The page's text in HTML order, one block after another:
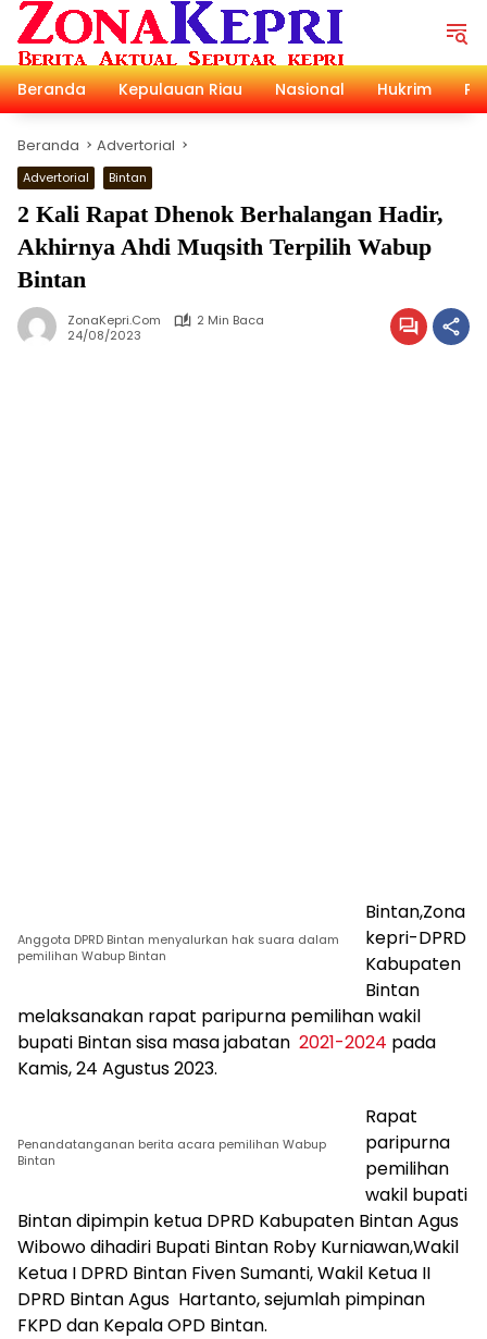
Langsung
konten
Beranda
Kepulauan Riau Nasional Hukrim
Beranda Advertorial
Advertorial Bintan
2 Kali Rapat Dhenok Berhalangan Hadir,
Akhirnya Ahdi Muqsith Terpilih Wabup
Bintan
ZonaKepri.com
2 Min Baca
24/08/2023
Anggota DPRD Bintan menyalurkan hak suara dalam
pemilihan Wabup Bintan
Bintan,Zona
kepri-DPRD
Kabupaten
Bintan
melaksanakan rapat paripurna pemilihan wakil
bupati Bintan sisa masa jabatan 2021-2024 pada
Kamis, 24 Agustus 2023.
Penandatanganan berita acara pemilihan Wabup
Bintan
Rapat
paripurna
pemilihan
wakil bupati
Bintan dipimpin ketua DPRD Kabupaten Bintan Agus
Wibowo dihadiri Bupati Bintan Roby Kurniawan,Wakil
Ketua I DPRD Bintan Fiven Sumanti, Wakil Ketua II
DPRD Bintan Agus Hartanto, sejumlah pimpinan
FKPD dan Kepala OPD Bintan.